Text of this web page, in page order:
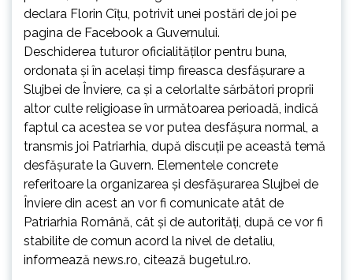
declara Florin Cîţu, potrivit unei postări de joi pe
pagina de Facebook a Guvernului.
Deschiderea tuturor oficialităţilor pentru buna,
ordonata şi în acelaşi timp fireasca desfăşurare a
Slujbei de Înviere, ca şi a celorlalte sărbători proprii
altor culte religioase în următoarea perioadă, indică
faptul ca acestea se vor putea desfăşura normal, a
transmis joi Patriarhia, după discuţii pe această temă
desfăşurate la Guvern. Elementele concrete
referitoare la organizarea şi desfăşurarea Slujbei de
Înviere din acest an vor fi comunicate atât de
Patriarhia Română, cât şi de autorităţi, după ce vor fi
stabilite de comun acord la nivel de detaliu,
informează news.ro, citează bugetul.ro.